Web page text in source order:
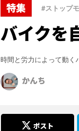
特集 #ストップ
バイクを
時間と労力によって動く
かんち
ポスト